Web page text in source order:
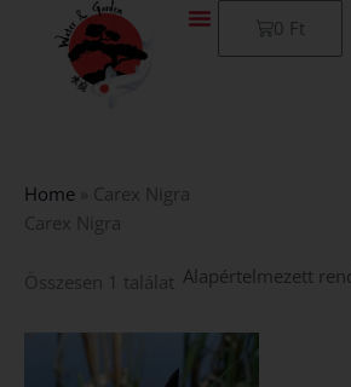
0 Ft
Kosár
Home
Carex Nigra
Carex Nigra
Összesen 1 találat